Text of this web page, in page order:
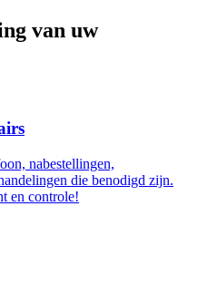
van uw
nabestellingen,
die benodigd zijn.
en controle!